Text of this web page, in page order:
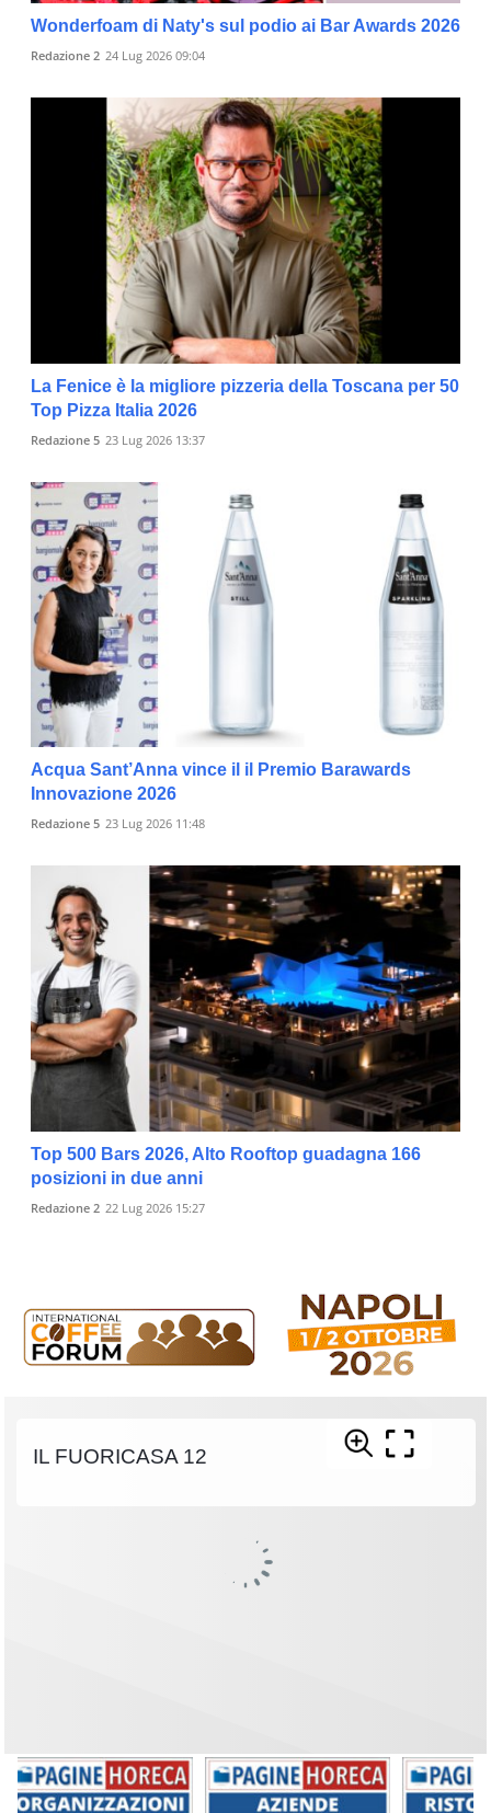
Wonderfoam di Naty's sul podio ai Bar Awards 2026
Redazione 2 24 Lug 2026 09:04
La Fenice è la migliore pizzeria della Toscana per 50
Top Pizza Italia 2026
Redazione 5 23 Lug 2026 13:37
Acqua Sant’Anna vince il il Premio Barawards
Innovazione 2026
Redazione 5 23 Lug 2026 11:48
Top 500 Bars 2026, Alto Rooftop guadagna 166
posizioni in due anni
Redazione 2 22 Lug 2026 15:27